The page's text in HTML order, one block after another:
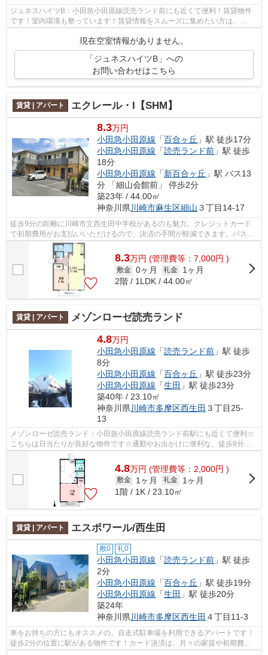
ジュネスハイツB：小田急小田原線読売ランド前にも近くて便利！賃貸物件
です！室内環境も整っています！賃貸情報をスムーズに集めたい方は、
現在空室情報がありません。
「ジュネスハイツB」への
お問い合わせはこちら
賃貸 | アパート エクレール・I【SHM】
8.3万円
小田急小田原線 「百合ヶ丘 」駅 徒歩17分
小田急小田原線 「読売ランド前 」駅 徒歩
18分
小田急小田原線 「新百合ヶ丘 」駅 バス13
分 「細山会館前」 停歩2分
築23年 / 44.00㎡
神奈川県 川崎市麻生区細山 ３丁目14-17
徒歩9分の距離に川崎市立西生田中学校があるのも魅力。クレジットカード
で初期費用がお支払いいただけるので、決済の手間が軽減できます。バス停
から徒歩3分以内なので、バスを逃す心...
8.3万円 (管理費等：7,000円 )
敷金 0ヶ月 礼金
1ヶ月
2階 / 1LDK / 44.00㎡
賃貸 | アパート メゾンローゼ読売ランド
4.8万円
小田急小田原線 「読売ランド前 」駅 徒歩
8分
小田急小田原線 「百合ヶ丘 」駅 徒歩23分
小田急小田原線 「生田 」駅 徒歩23分
築40年 / 23.10㎡
神奈川県川崎市多摩区西生田 ３丁目25-
13
メゾンローゼ読売ランド：小田急小田原線読売ランド前駅にも近くて便利☆
こちらは日当たりが良好な物件です☆通勤やお出かけに便利な、徒歩8分に
駅のある物件です☆新しい日々を送るにふ...
4.8万円 (管理費等：2,000円 )
敷金 1ヶ月 礼金
1ヶ月
1階 / 1K / 23.10㎡
賃貸 | アパート エスポワール/西生田
敷0 礼0
小田急小田原線 「読売ランド前 」駅 徒歩
2分
小田急小田原線 「百合ヶ丘 」駅 徒歩19分
小田急小田原線 「生田 」駅 徒歩20分
築24年
神奈川県 川崎市多摩区西生田 ４丁目11-3
車をお持ちの方にもオススメの、自走式駐車場を利用できるアパートです！
徒歩2分の位置に駅がある物件です！カード決済は、月々の家賃や初期費用